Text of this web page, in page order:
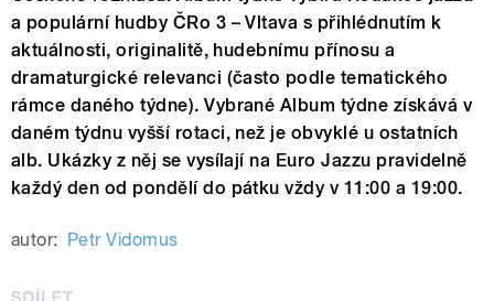
a populární hudby ČRo 3 – Vltava s přihlédnutím k
aktuálnosti, originalitě, hudebnímu přínosu a
dramaturgické relevanci (často podle tematického
rámce daného týdne). Vybrané Album týdne získává v
daném týdnu vyšší rotaci, než je obvyklé u ostatních
alb. Ukázky z něj se vysílají na Euro Jazzu pravidelně
každý den od pondělí do pátku vždy v 11:00 a 19:00.
autor: Petr Vidomus